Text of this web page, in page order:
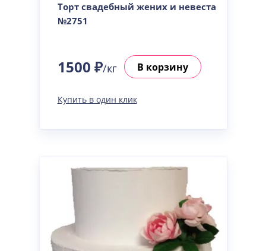
Торт свадебный жених и невеста
№2751
1500 ₽/кг В корзину
Купить в один клик